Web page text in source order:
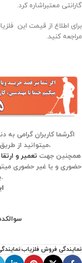
گارانتی معتبراشاره کرد.
برای اطلاع از قیمت این
مراجعه کنید.
اگرشما کاربران گرامی به
میتوانید از طریق لینک مربوطه اقدام به خرید نمایید،
همچنین جهت تعمیر و
حضوری و یا غیر حضوری
با ما در ارتباط باشید.
نمایندگی فروش فلزیاب